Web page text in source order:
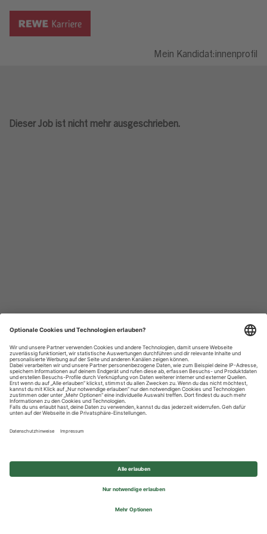
Mein Kandidat:innenprofil
Dieser Job ist nicht mehr ausgeschrieben.
Datenschutzhinweise
Impressum
Privatsphäre-Einstellungen
© 2026 REWE Group - All rights reserved